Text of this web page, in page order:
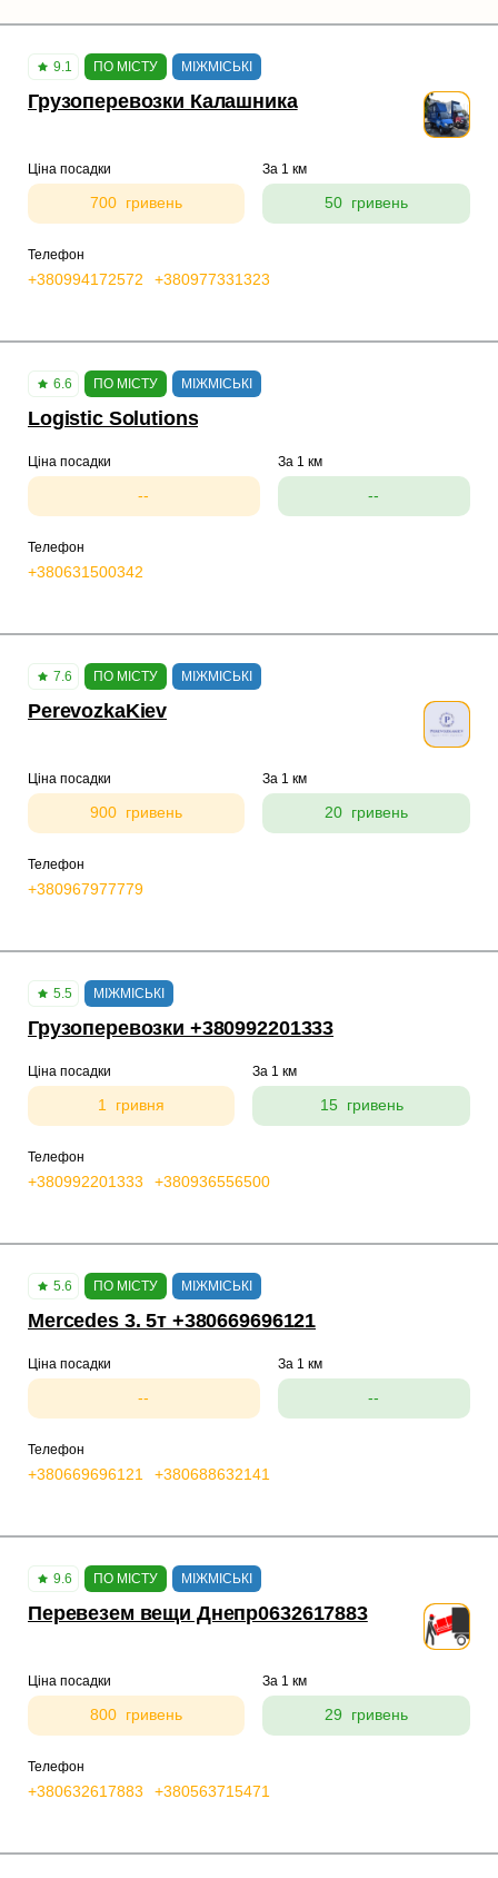
9.1 ПО МІСТУ МІЖМІСЬКІ
Грузоперевозки Калашника
Ціна посадки
700 гривень
За 1 км
50 гривень
Телефон
+380994172572 +380977331323
6.6 ПО МІСТУ МІЖМІСЬКІ
Logistic Solutions
Ціна посадки
--
За 1 км
--
Телефон
+380631500342
7.6 ПО МІСТУ МІЖМІСЬКІ
PerevozkaKiev
Ціна посадки
900 гривень
За 1 км
20 гривень
Телефон
+380967977779
5.5 МІЖМІСЬКІ
Грузоперевозки +380992201333
Ціна посадки
1 гривня
За 1 км
15 гривень
Телефон
+380992201333 +380936556500
5.6 ПО МІСТУ МІЖМІСЬКІ
Mercedes 3. 5т +380669696121
Ціна посадки
--
За 1 км
--
Телефон
+380669696121 +380688632141
9.6 ПО МІСТУ МІЖМІСЬКІ
Перевезем вещи Днепр0632617883
Ціна посадки
800 гривень
За 1 км
29 гривень
Телефон
+380632617883 +380563715471